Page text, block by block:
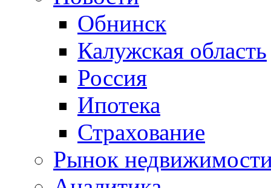
Обнинск
Калужская область
Россия
Ипотека
Страхование
Рынок